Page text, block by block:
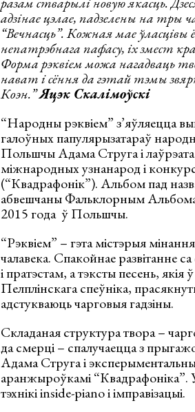
адзінае цэлае, падзелены на тры
“Вечнасць”. Кожная мае ўласцівы
непатрэбнага пафасу, іх змест
Форма рэквіем можа нагадваць
нават і сёння да гэтай тэмы
Коэн.”Яцэк Скалімоўскі
“Народны рэквіем” з’яўляецца
галоўных папулярызатараў
Польшчы Адама Струга і
міжнародных узнанарод і
(“Квадрафонік”). Альбом пад
абвешчаны Фальклорным
2015 года ў Польшчы.
“Рэквіем” – гэта містэрыя
чалавека. Спакойнае развітанне
і пратэстам, а тэксты песень,
Пелплінскага спеўніка,
адстукваюць чарговыя гадзіны.
Складаная структура твора –
да смерці – спалучаецца з
Адама Струга і
аранжыроўкамі “Квадрафоніка”.
тэхнікі inside-piano і імправізацыі.